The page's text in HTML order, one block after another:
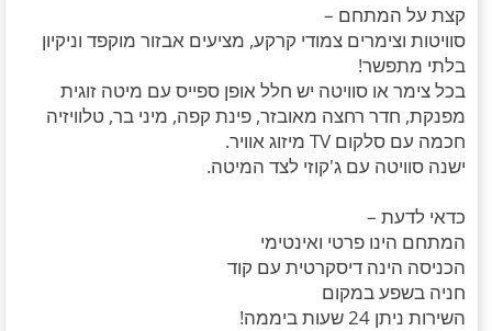
קצת על המתחם –
סוויטות וצימרים צמודי קרקע, מציעים אבזור מוקפד וניקיון
בלתי מתפשר!
בכל צימר או סוויטה יש חלל אופן ספייס עם מיטה זוגית
מפנקת, חדר רחצה מאובזר, פינת קפה, מיני בר, טלוויזיה
חכמה עם סלקום TV מיזוג אוויר.
ישנה סוויטה עם ג'קוזי לצד המיטה.
כדאי לדעת –
המתחם הינו פרטי ואינטימי
הכניסה הינה דיסקרטית עם קוד
חניה בשפע במקום
השירות ניתן 24 שעות ביממה!